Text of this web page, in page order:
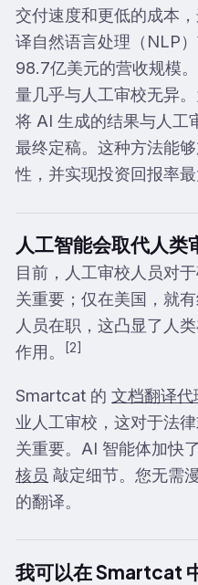
交付速度和更低的成本
译自然语言处理（NLP
98.7亿美元的营收规模。
量几乎与人工审校无异
将 AI 生成的结果与人工
最终定稿。这种方法能
性，并实现投资回报率最
人工智能会取代人类
目前，人工审校人员对
关重要；仅在美国，就
人员在职，这凸显了人
作用。
[2]
Smartcat 的文档翻译代
业人工审校，这对于法
关重要。AI 智能体加快
核员 敲定细节。您无需
的翻译。
我可以在 Smartcat